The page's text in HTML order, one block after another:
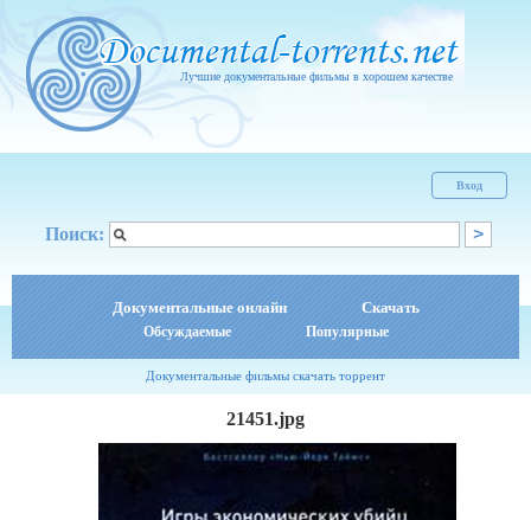
Лучшие документальные фильмы в хорошем качестве
Вход
Поиск:
Документальные онлайн Скачать
Обсуждаемые Популярные
Документальные фильмы скачать торрент
21451.jpg